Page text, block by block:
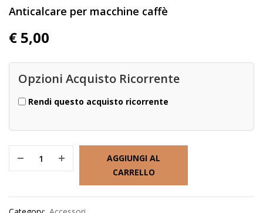
Anticalcare per macchine caffè
€ 5,00
Opzioni Acquisto Ricorrente
Rendi questo acquisto ricorrente
AGGIUNGI AL
CARRELLO